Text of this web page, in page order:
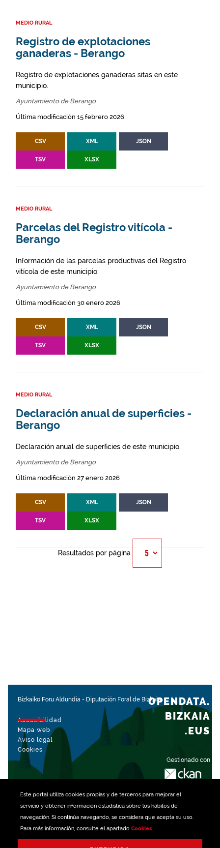
Este portal utiliza cookiespropias y de terceros para mejorar el
servicio y obtener información estadística sobre los hábitos de
navegación. Si continúa navegando, se considera que acepta su uso.
Para más información, consulte el apartado Cookies.
MEDIO RURAL
Registro de explotaciones
ganaderas - Berango
Registro de explotaciones ganaderas sitas en este
municipio.
Ayuntamiento de Berango
Última modificación 15 febrero 2026
CSV XML JSON
TSV XLSX
MEDIO RURAL
Parcelas del Registro vitícola -
Berango
Información de las parcelas productivas del Registro
vitícola de este municipio.
Ayuntamiento de Berango
Última modificación 30 enero 2026
CSV XML JSON
TSV XLSX
MEDIO RURAL
Declaración anual de superficies -
Berango
Declaración anual de superficies de este municipio.
Ayuntamiento de Berango
Última modificación 27 enero 2026
CSV XML JSON
TSV XLSX
Resultados por página
Bizkaiko Foru Aldundia - Diputación Foral de Bizkaia
Accesibilidad
Mapa web
Aviso legal
Cookies
Gestionado con
OPENDATA.
BIZKAIA
.EUS